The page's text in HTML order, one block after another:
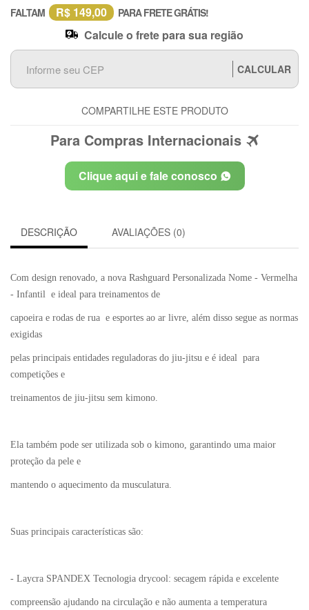
FALTAM R$ 149,00 PARA FRETE GRÁTIS!
Calcule o frete para sua região
CALCULAR
COMPARTILHE ESTE PRODUTO
Para Compras Internacionais
Clique aqui e fale conosco
DESCRIÇÃO AVALIAÇÕES (0)
Com design renovado, a nova Rashguard Personalizada Nome - Vermelha
- Infantil e ideal para treinamentos de
capoeira e rodas de rua e esportes ao ar livre, além disso segue as normas
exigidas
pelas principais entidades reguladoras do jiu-jitsu e é ideal para
competições e
treinamentos de jiu-jitsu sem kimono.
Ela também pode ser utilizada sob o kimono, garantindo uma maior
proteção da pele e
mantendo o aquecimento da musculatura.
Suas principais características são:
- Laycra SPANDEX Tecnologia drycool: secagem rápida e excelente
compreensão ajudando na circulação e não aumenta a temperatura